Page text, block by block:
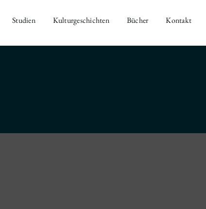
Studien Kulturgeschichten Bücher Kontakt